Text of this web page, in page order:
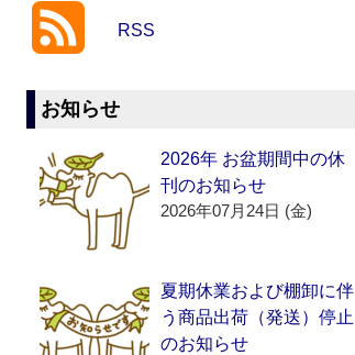
RSS
お知らせ
2026年 お盆期間中の休
刊のお知らせ
2026年07月24日 (金)
夏期休業および棚卸に伴
う商品出荷（発送）停止
のお知らせ